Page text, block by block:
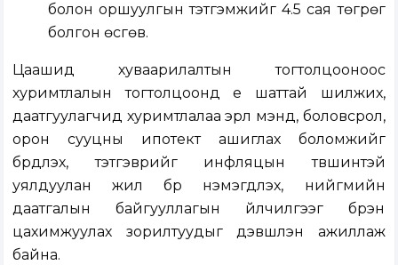
болон оршуулгын тэтгэмжийг 4.5 сая төгрөг
болгон өсгөв.
Цаашид хуваарилалтын тогтолцооноос
хуримтлалын тогтолцоонд үе шаттай шилжих,
даатгуулагчид хуримтлалаа эрүүл мэнд, боловсрол,
орон сууцны ипотект ашиглах боломжийг
бүрдүүлэх, тэтгэврийг инфляцын түвшинтэй
уялдуулан жил бүр нэмэгдүүлэх, нийгмийн
даатгалын байгууллагын үйлчилгээг бүрэн
цахимжуулах зорилтуудыг дэвшүүлэн ажиллаж
байна.